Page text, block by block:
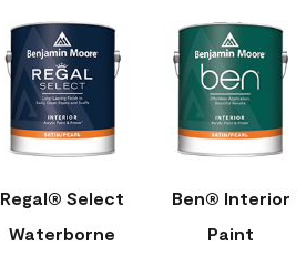
Regal® Select
Waterborne
Ben® Interior
Paint